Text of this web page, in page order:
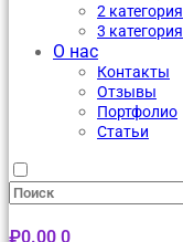
2 категория
3 категория
О нас
Контакты
Отзывы
Портфолио
Статьи
₽0.00 0